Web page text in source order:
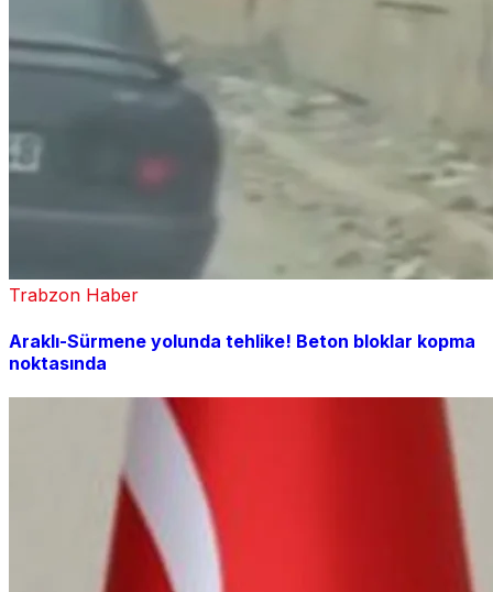
Trabzon Haber
Araklı-Sürmene yolunda tehlike! Beton bloklar kopma
noktasında